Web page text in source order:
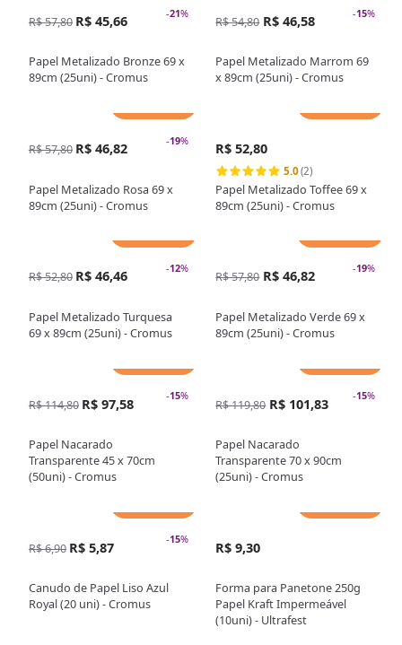
-21%
R$ 57,80 R$ 45,66
Papel Metalizado Bronze 69 x
89cm (25uni) - Cromus
-15%
R$ 54,80 R$ 46,58
Papel Metalizado Marrom 69
x 89cm (25uni) - Cromus
-19%
R$ 57,80 R$ 46,82
Papel Metalizado Rosa 69 x
89cm (25uni) - Cromus
R$ 52,80
5.0(2)
Papel Metalizado Toffee 69 x
89cm (25uni) - Cromus
-12%
R$ 52,80 R$ 46,46
Papel Metalizado Turquesa
69 x 89cm (25uni) - Cromus
-19%
R$ 57,80 R$ 46,82
Papel Metalizado Verde 69 x
89cm (25uni) - Cromus
-15%
R$ 114,80 R$ 97,58
Papel Nacarado
Transparente 45 x 70cm
(50uni) - Cromus
-15%
R$ 119,80 R$ 101,83
Papel Nacarado
Transparente 70 x 90cm
(25uni) - Cromus
-15%
R$ 6,90 R$ 5,87
Canudo de Papel Liso Azul
Royal (20 uni) - Cromus
R$ 9,30
Forma para Panetone 250g
Papel Kraft Impermeável
(10uni) - Ultrafest